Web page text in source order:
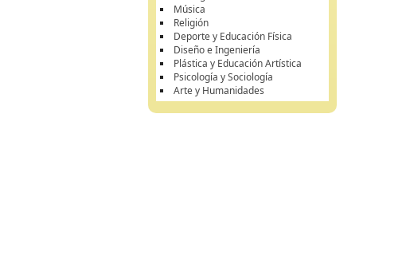
Música
Religión
Deporte y Educación Física
Diseño e Ingeniería
Plástica y Educación Artística
Psicología y Sociología
Arte y Humanidades